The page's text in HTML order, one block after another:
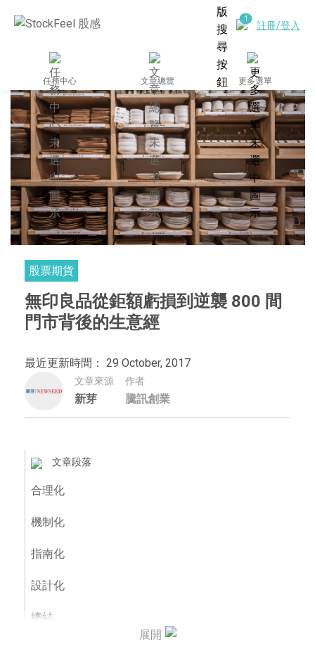
註冊/登入
任務中心 文章總覽 更多選單
股票期貨
無印良品從鉅額虧損到逆襲 800 間
門市背後的生意經
最近更新時間： 29 October, 2017
文章來源
新芽
作者
騰訊創業
文章段落
合理化
機制化
指南化
設計化
總結
展開